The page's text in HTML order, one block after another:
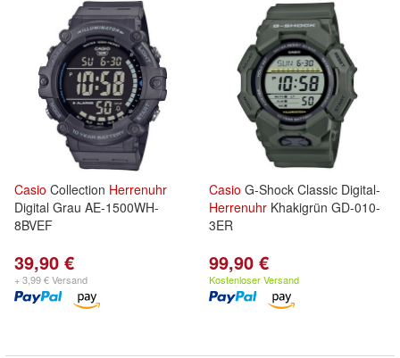
Casio Collection Herrenuhr
Digital Grau AE-1500WH-
8BVEF
39,90 €
+ 3,99 € Versand
Casio G-Shock Classic Digital-
Herrenuhr Khakigrün GD-010-
3ER
99,90 €
Kostenloser Versand